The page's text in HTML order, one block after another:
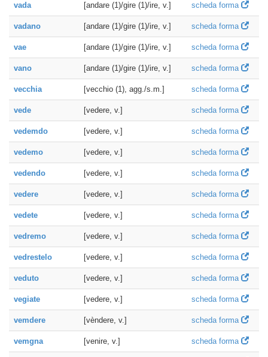
vada [andare (1)/gire (1)/ire, v.] scheda forma
vadano [andare (1)/gire (1)/ire, v.] scheda forma
vae [andare (1)/gire (1)/ire, v.] scheda forma
vano [andare (1)/gire (1)/ire, v.] scheda forma
vecchia [vecchio (1), agg./s.m.] scheda forma
vede [vedere, v.] scheda forma
vedemdo [vedere, v.] scheda forma
vedemo [vedere, v.] scheda forma
vedendo [vedere, v.] scheda forma
vedere [vedere, v.] scheda forma
vedete [vedere, v.] scheda forma
vedremo [vedere, v.] scheda forma
vedrestelo [vedere, v.] scheda forma
veduto [vedere, v.] scheda forma
vegiate [vedere, v.] scheda forma
vemdere [vèndere, v.] scheda forma
vemgna [venire, v.] scheda forma